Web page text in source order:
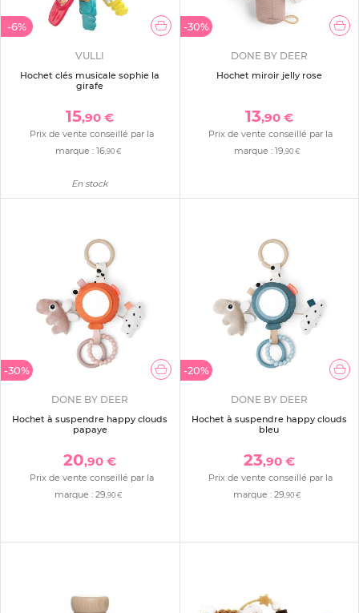
-6%
VULLI
Hochet clés musicale sophie la
girafe
15,90 €
Prix de vente conseillé par la
marque : 16,90 €
En stock
-30%
DONE BY DEER
Hochet miroir jelly rose
13,90 €
Prix de vente conseillé par la
marque :19 ,90 €
-30%
DONE BY DEER
Hochet à suspendre happy clouds
papaye
20,90 €
Prix de vente conseillé par la
marque : 29 ,90 €
-20%
DONE BY DEER
Hochet à suspendre happy clouds
bleu
23,90 €
Prix de vente conseillé par la
marque :29 ,90 €